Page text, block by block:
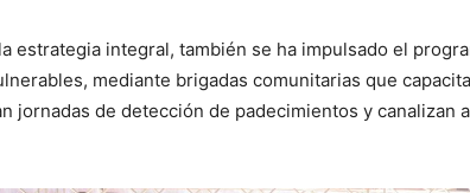
estrategia integral, también se ha impulsado el
mediante brigadas comunitarias que
jornadas de detección de padecimientos y canalizan